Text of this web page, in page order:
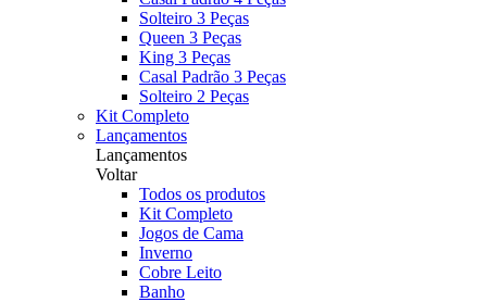
Solteiro 3 Peças
Queen 3 Peças
King 3 Peças
Casal Padrão 3 Peças
Solteiro 2 Peças
Kit Completo
Lançamentos
Lançamentos
Voltar
Todos os produtos
Kit Completo
Jogos de Cama
Inverno
Cobre Leito
Banho